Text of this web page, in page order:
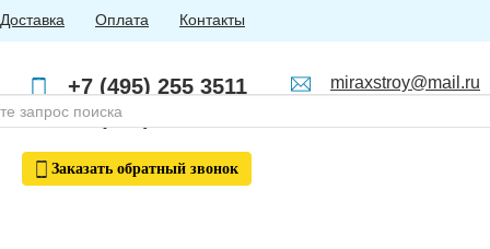
Доставка Оплата Контакты
+7 (495) 255 3511
+7 (985) 762 4123
Заказать обратный звонок
miraxstroy@mail.ru